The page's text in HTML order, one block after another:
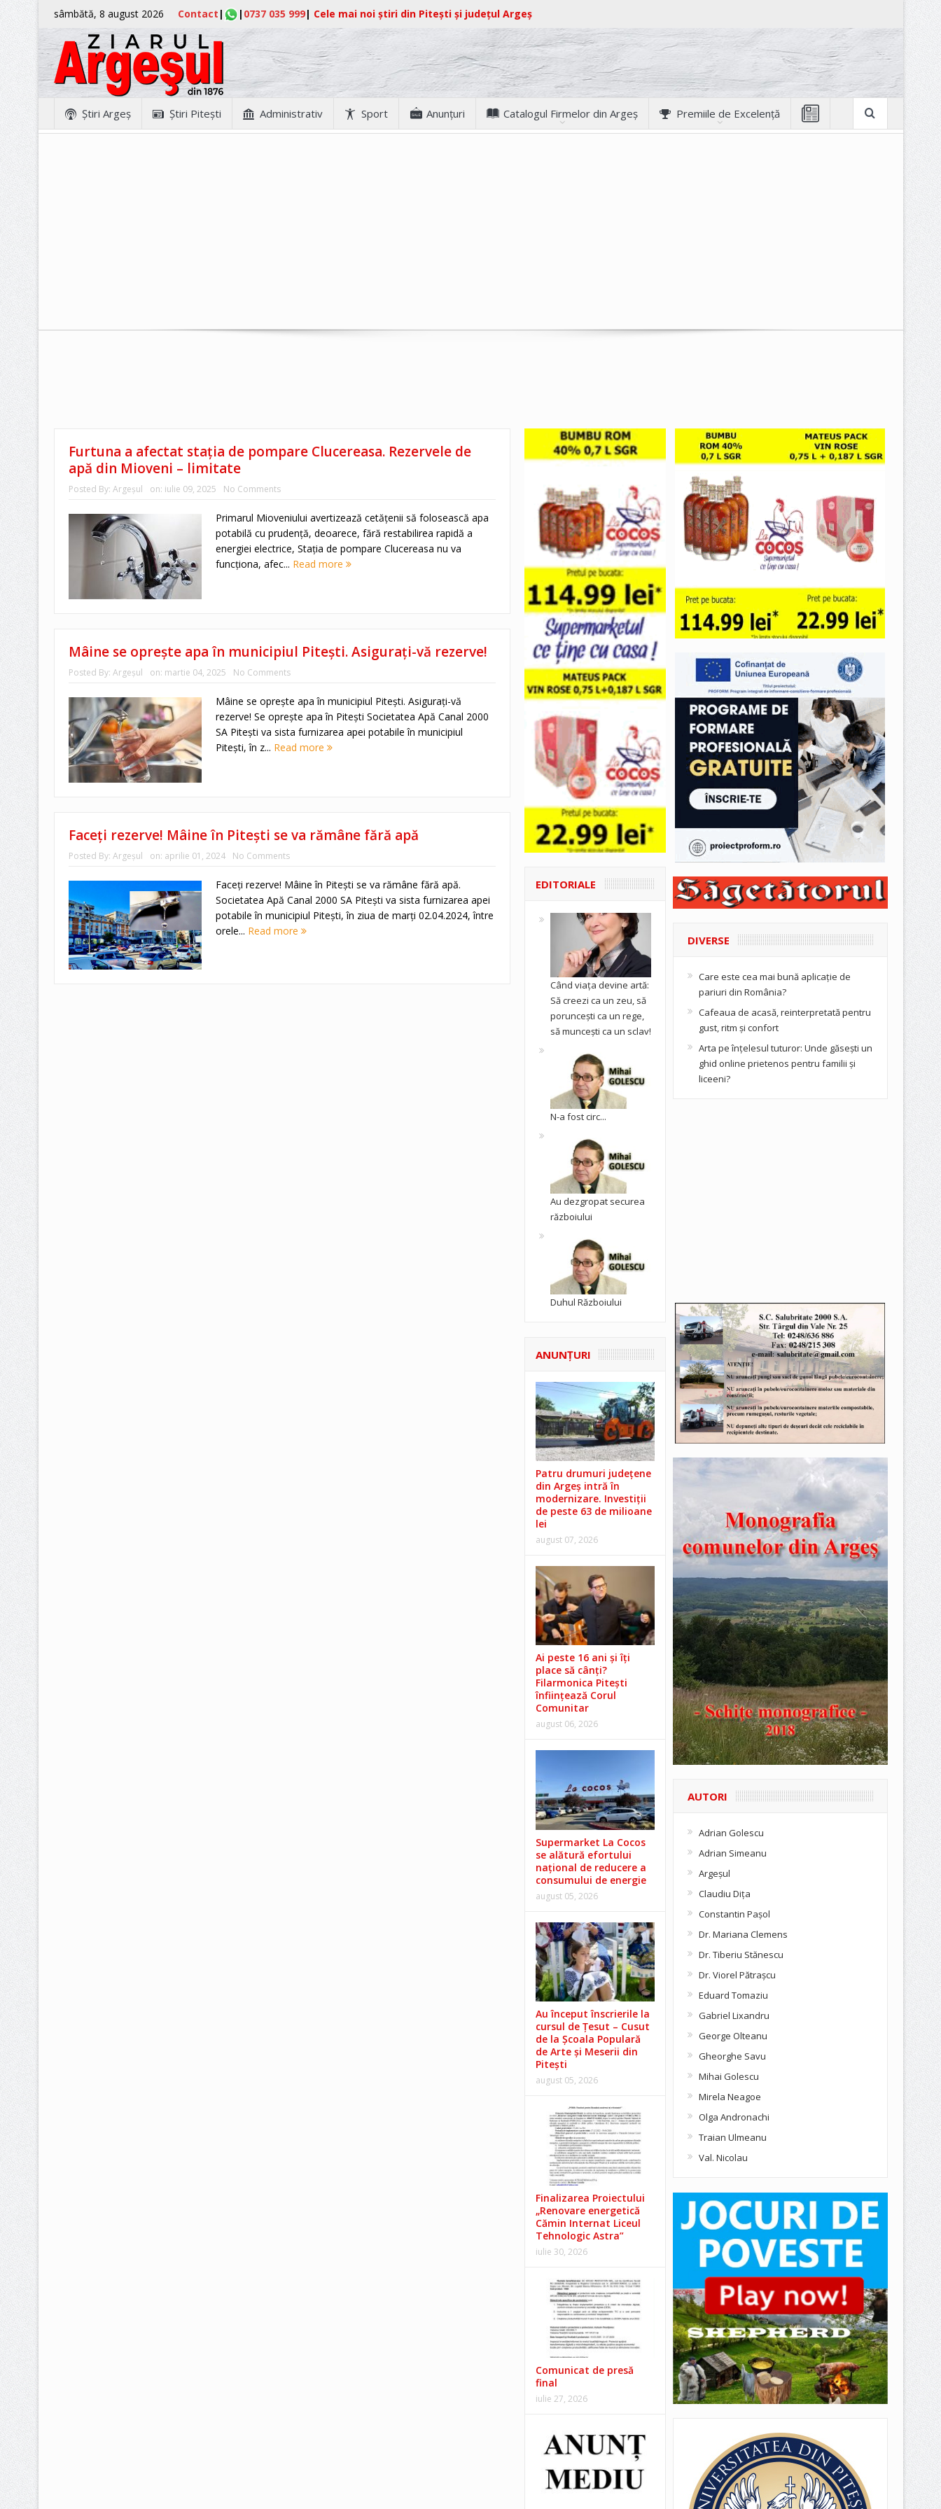
sâmbătă, 8 august 2026 Contact | | 0737 035 999| Cele mai noi știri din Pitești și județul Argeș
Ştiri Argeş Ştiri Piteşti Administrativ Sport Anunţuri Catalogul Firmelor din Argeș Premiile de Excelență
Furtuna a afectat stația de pompare Clucereasa. Rezervele de
apă din Mioveni – limitate
Posted By: Argeşul on: iulie 09, 2025 No Comments
Primarul Mioveniului avertizează cetățenii să folosească apa
potabilă cu prudență, deoarece, fără restabilirea rapidă a
energiei electrice, Stația de pompare Clucereasa nu va
funcționa, afec... Read more
Mâine se oprește apa în municipiul Pitești. Asigurați-vă rezerve!
Posted By: Argeşul on: martie 04, 2025 No Comments
Mâine se oprește apa în municipiul Pitești. Asigurați-vă
rezerve! Se oprește apa în Pitești Societatea Apă Canal 2000
SA Piteşti va sista furnizarea apei potabile în municipiul
Piteşti, în z... Read more
Faceți rezerve! Mâine în Pitești se va rămâne fără apă
Posted By: Argeşul on: aprilie 01, 2024 No Comments
Faceți rezerve! Mâine în Pitești se va rămâne fără apă.
Societatea Apă Canal 2000 SA Piteşti va sista furnizarea apei
potabile în municipiul Piteşti, în ziua de marţi 02.04.2024, între
orele... Read more
EDITORIALE
Când viața devine artă:
Să creezi ca un zeu, să
poruncești ca un rege,
să muncești ca un sclav!
N-a fost circ...
Au dezgropat securea
războiului
Duhul Războiului
ANUNŢURI
Patru drumuri județene
din Argeș intră în
modernizare. Investiții
de peste 63 de milioane
lei
august 07, 2026
Ai peste 16 ani și îți
place să cânți?
Filarmonica Pitești
înființează Corul
Comunitar
august 06, 2026
Supermarket La Cocos
se alătură efortului
național de reducere a
consumului de energie
august 05, 2026
Au început înscrierile la
cursul de Țesut – Cusut
de la Școala Populară
de Arte și Meserii din
Pitești
august 05, 2026
Finalizarea Proiectului
„Renovare energetică
Cămin Internat Liceul
Tehnologic Astra”
iulie 30, 2026
Comunicat de presă
final
iulie 27, 2026
DIVERSE
Care este cea mai bună aplicație de
pariuri din România?
Cafeaua de acasă, reinterpretată pentru
gust, ritm și confort
Arta pe înțelesul tuturor: Unde găsești un
ghid online prietenos pentru familii și
liceeni?
AUTORI
Adrian Golescu
Adrian Simeanu
Argeşul
Claudiu Diţa
Constantin Pașol
Dr. Mariana Clemens
Dr. Tiberiu Stănescu
Dr. Viorel Pătraşcu
Eduard Tomaziu
Gabriel Lixandru
George Olteanu
Gheorghe Savu
Mihai Golescu
Mirela Neagoe
Olga Andronachi
Traian Ulmeanu
Val. Nicolau